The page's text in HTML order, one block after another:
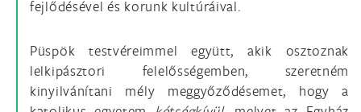
fejlődésével és korunk kultúráival.
Püspök testvéreimmel együtt, akik osztoznak
lelkipásztori felelősségemben, szeretném
kinyilvánítani mély meggyőződésemet, hogy a